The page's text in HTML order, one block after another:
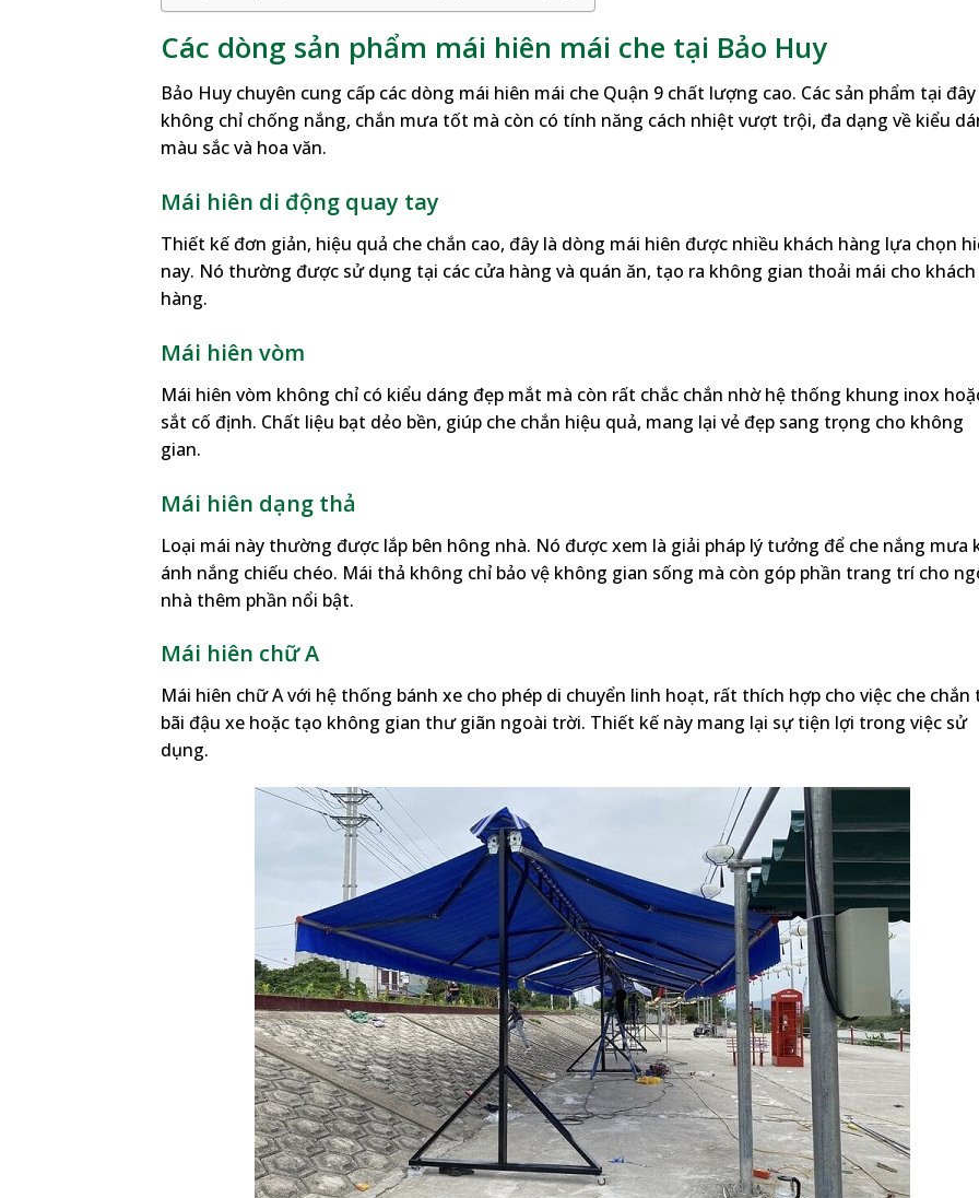
Các dòng sản phẩm mái hiên mái che tại Bảo Huy
Bảo Huy chuyên cung cấp các dòng mái hiên mái che Quận 9 chất lượng cao. Các sản phẩm tại đây
không chỉ chống nắng, chắn mưa tốt mà còn có tính năng cách nhiệt vượt trội, đa dạng về kiểu
màu sắc và hoa văn.
Mái hiên di động quay tay
Thiết kế đơn giản, hiệu quả che chắn cao, đây là dòng mái hiên được nhiều khách hàng lựa chọn
nay. Nó thường được sử dụng tại các cửa hàng và quán ăn, tạo ra không gian thoải mái cho khách
hàng.
Mái hiên vòm
Mái hiên vòm không chỉ có kiểu dáng đẹp mắt mà còn rất chắc chắn nhờ hệ thống khung inox
sắt cố định. Chất liệu bạt dẻo bền, giúp che chắn hiệu quả, mang lại vẻ đẹp sang trọng cho không
gian.
Mái hiên dạng thả
Loại mái này thường được lắp bên hông nhà. Nó được xem là giải pháp lý tưởng để che nắng mưa
ánh nắng chiếu chéo. Mái thả không chỉ bảo vệ không gian sống mà còn góp phần trang trí cho
nhà thêm phần nổi bật.
Mái hiên chữ A
Mái hiên chữ A với hệ thống bánh xe cho phép di chuyển linh hoạt, rất thích hợp cho việc che chắn
bãi đậu xe hoặc tạo không gian thư giãn ngoài trời. Thiết kế này mang lại sự tiện lợi trong việc sử
dụng.